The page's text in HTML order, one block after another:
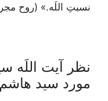
نسبتِ اللَه.» (روح
نظر آیت اللَه
مورد سید